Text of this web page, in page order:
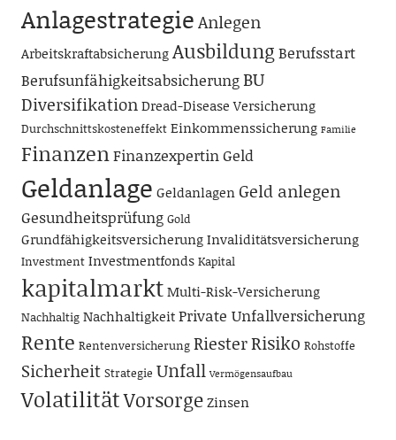
AnlagestrategieAnlegen
ArbeitskraftabsicherungAusbildung Berufsstart
BerufsunfähigkeitsabsicherungBU
DiversifikationDread-Disease Versicherung
Durchschnittskosteneffekt Einkommenssicherung Familie
FinanzenFinanzexpertinGeld
Geldanlage Geldanlagen Geld anlegen
Gesundheitsprüfung Gold
GrundfähigkeitsversicherungInvaliditätsversicherung
Investment Investmentfonds Kapital
kapitalmarktMulti-Risk-Versicherung
Nachhaltig NachhaltigkeitPrivate Unfallversicherung
Rente Rentenversicherung RiesterRisiko Rohstoffe
Sicherheit Strategie Unfall Vermögensaufbau
VolatilitätVorsorgeZinsen